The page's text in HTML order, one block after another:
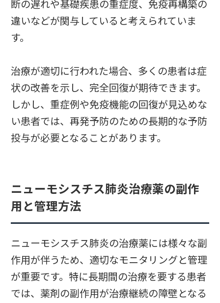
断の遅れや基礎疾患の重症度、免疫再構築の
違いなどが関与していると考えられていま
す。
治療が適切に行われた場合、多くの患者は症
状の改善を示し、完全回復が期待できます。
しかし、重症例や免疫機能の回復が見込めな
い患者では、再発予防のための長期的な予防
投与が必要となることがあります。
ニューモシスチス肺炎治療薬の副作
用と管理方法
ニューモシスチス肺炎の治療薬には様々な副
作用が伴うため、適切なモニタリングと管理
が重要です。特に長期間の治療を要する患者
では、薬剤の副作用が治療継続の障壁となる